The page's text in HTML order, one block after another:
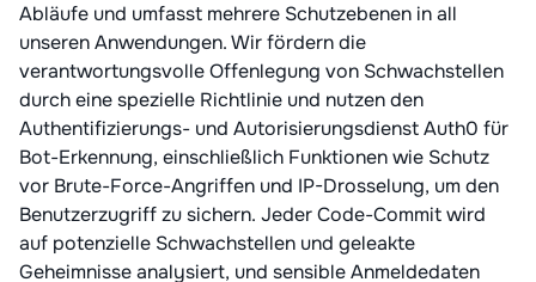
Abläufe und umfasst mehrere Schutzebenen in all
unseren Anwendungen. Wir fördern die
verantwortungsvolle Offenlegung von Schwachstellen
durch eine spezielle Richtlinie und nutzen den
Authentifizierungs- und Autorisierungsdienst Auth0 für
Bot-Erkennung, einschließlich Funktionen wie Schutz
vor Brute-Force-Angriffen und IP-Drosselung, um den
Benutzerzugriff zu sichern. Jeder Code-Commit wird
auf potenzielle Schwachstellen und geleakte
Geheimnisse analysiert, und sensible Anmeldedaten